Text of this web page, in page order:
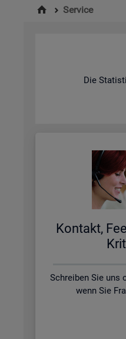
Service
Die
Kon­takt,
Schreiben Sie uns
wenn Sie